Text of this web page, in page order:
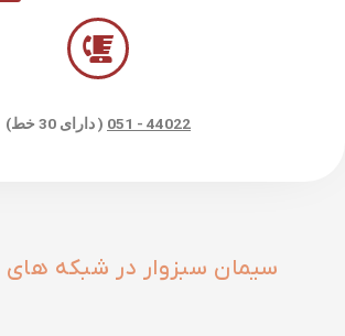
44022 - 051 ( دارای 30 خط)
سیمان سبزوار در شبکه های